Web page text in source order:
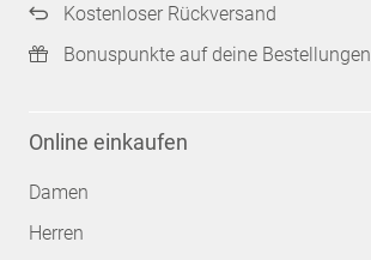
Kostenloser Rückversand
Bonuspunkte auf deine Bestellungen
Online einkaufen
Damen
Herren